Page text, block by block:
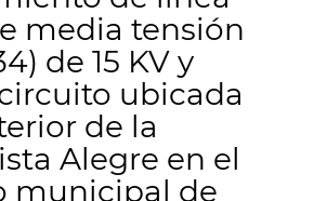
media tensión
de 15 KV y
ubicada
de la
Alegre en el
municipal de